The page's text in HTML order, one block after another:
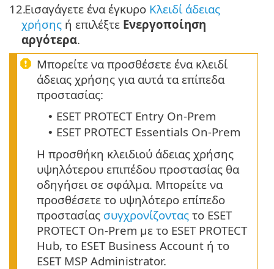
12.Εισαγάγετε ένα έγκυρο Κλειδί άδειας
χρήσης ή επιλέξτε Ενεργοποίηση
αργότερα.
Μπορείτε να προσθέσετε ένα κλειδί
άδειας χρήσης για αυτά τα επίπεδα
προστασίας:
• ESET PROTECT Entry On-Prem
• ESET PROTECT Essentials On-Prem
Η προσθήκη κλειδιού άδειας χρήσης
υψηλότερου επιπέδου προστασίας θα
οδηγήσει σε σφάλμα. Μπορείτε να
προσθέσετε το υψηλότερο επίπεδο
προστασίας συγχρονίζοντας το ESET
PROTECT On-Prem με το ESET PROTECT
Hub, το ESET Business Account ή το
ESET MSP Administrator.